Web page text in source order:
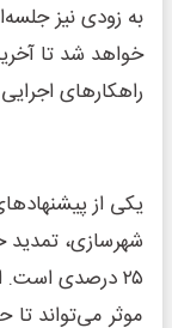
به زودی نیز
خواهد شد تا
راهکارهای
یکی از
شهرسازی، تمدید
۲۵ درصدی
موثر می‌تواند تا